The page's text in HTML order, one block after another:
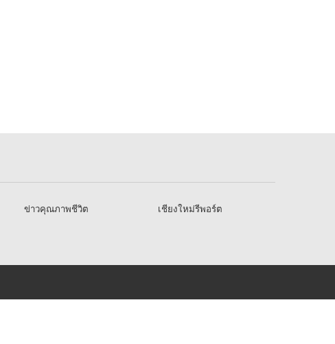
ข่าวคุณภาพชีวิต
เชียงใหม่รีพอร์ต